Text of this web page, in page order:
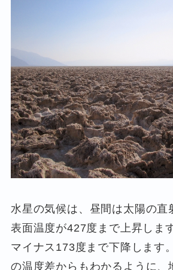
水星の気候は、昼間は太陽の直
表面温度が427度まで上昇しま
マイナス173度まで下降します
の温度差からもわかるように、